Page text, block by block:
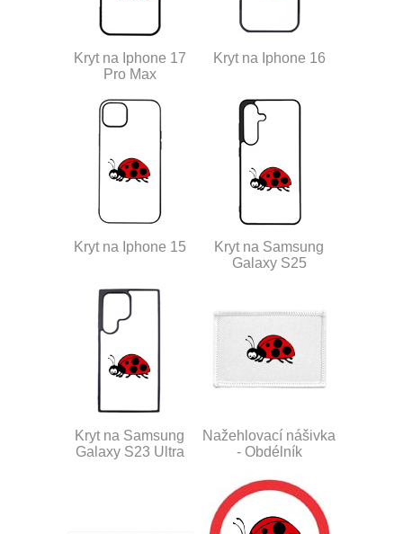
Kryt na Iphone 17
Pro Max
Kryt na Iphone 16
Kryt na Iphone 15
Kryt na Samsung
Galaxy S25
Kryt na Samsung
Galaxy S23 Ultra
Nažehlovací nášivka
- Obdélník